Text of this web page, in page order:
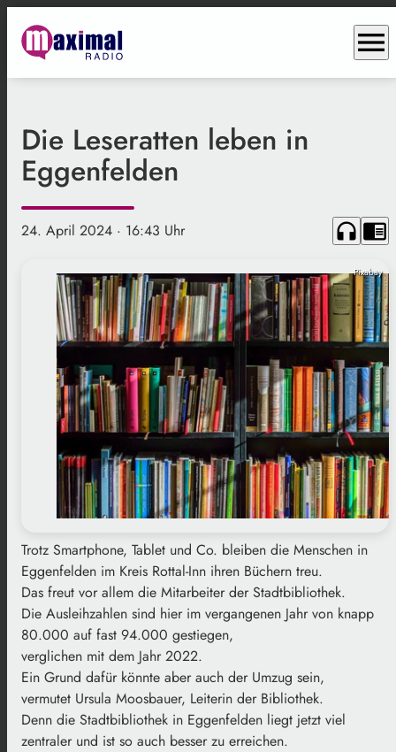
menu
Die Leseratten leben in
Eggenfelden
24. April 2024 · 16:43 Uhr headphones chrome_reader_mode
Pixabay
Trotz Smartphone, Tablet und Co. bleiben die Menschen in
Eggenfelden im Kreis Rottal-Inn ihren Büchern treu.
Das freut vor allem die Mitarbeiter der Stadtbibliothek.
Die Ausleihzahlen sind hier im vergangenen Jahr von knapp
80.000 auf fast 94.000 gestiegen,
verglichen mit dem Jahr 2022.
Ein Grund dafür könnte aber auch der Umzug sein,
vermutet Ursula Moosbauer, Leiterin der Bibliothek.
Denn die Stadtbibliothek in Eggenfelden liegt jetzt viel
zentraler und ist so auch besser zu erreichen.